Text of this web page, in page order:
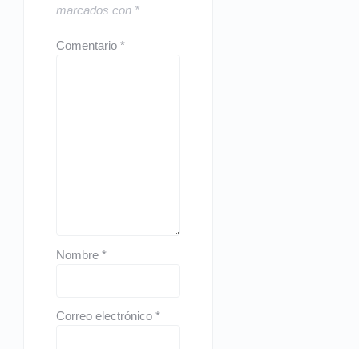
marcados con *
Comentario*
Nombre*
Correo electrónico*